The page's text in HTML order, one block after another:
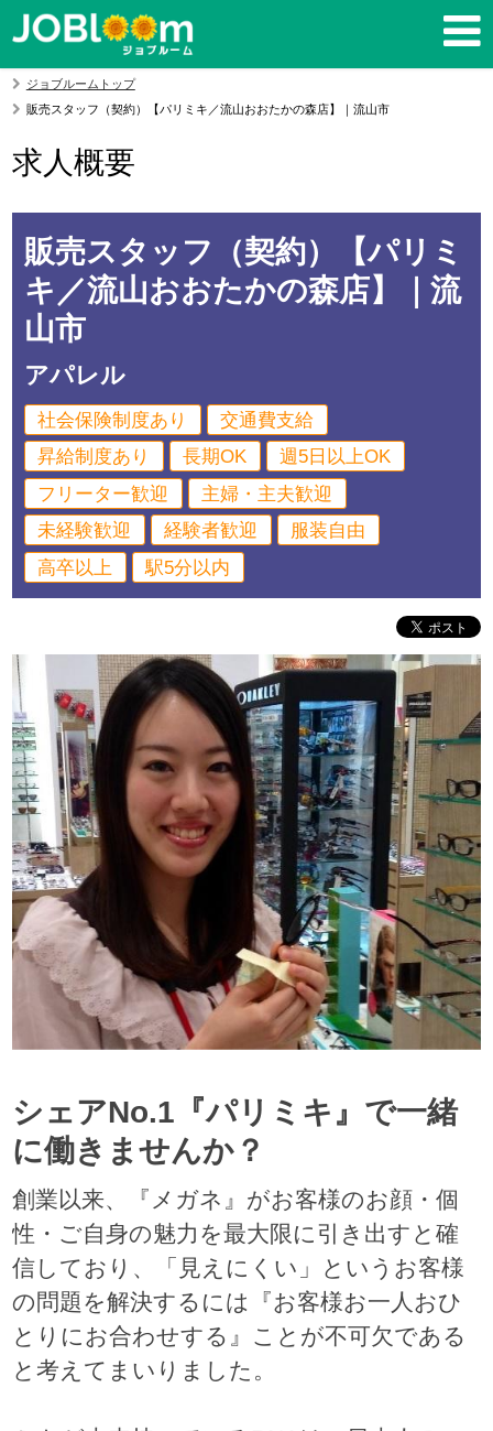
ジョブルームトップ
販売スタッフ（契約）【パリミキ／流山おおたかの森店】｜流山市
求人概要
販売スタッフ（契約）【パリミ
キ／流山おおたかの森店】｜流
山市
アパレル
社会保険制度あり
交通費支給
昇給制度あり
長期OK
週5日以上OK
フリーター歓迎
主婦・主夫歓迎
未経験歓迎
経験者歓迎
服装自由
高卒以上
駅5分以内
シェアNo.1『パリミキ』で一緒
に働きませんか？
創業以来、『メガネ』がお客様のお顔・個
性・ご自身の魅力を最大限に引き出すと確
信しており、「見えにくい」というお客様
の問題を解決するには『お客様お一人おひ
とりにお合わせする』ことが不可欠である
と考えてまいりました。